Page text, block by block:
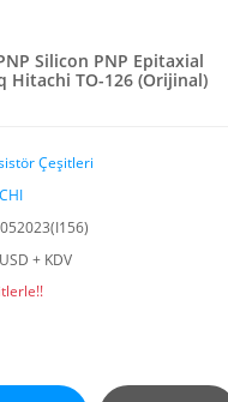
Silicon PNP Epitaxial
TO-126 (Orijinal)
Çeşitleri
+ KDV